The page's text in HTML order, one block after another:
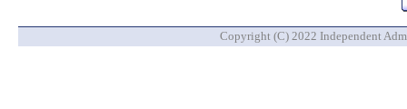
Copyright (C) 2022 Independent